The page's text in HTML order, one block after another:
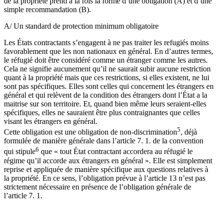
simple recommandation (B).
A/ Un standard de protection minimum obligatoire
Les États contractants s’engagent à ne pas traiter les refugiés moins
favorablement que les non nationaux en général. En d’autres termes,
le réfugié doit être considéré comme un étranger comme les autres.
Cela ne signifie aucunement qu’il ne saurait subir aucune restriction
quant à la propriété mais que ces restrictions, si elles existent, ne lui
sont pas spécifiques. Elles sont celles qui concernent les étrangers en
général et qui relèvent de la condition des étrangers dont l’État a la
maitrise sur son territoire. Et, quand bien même leurs seraient-elles
spécifiques, elles ne sauraient être plus contraignantes que celles
visant les étrangers en général.
Cette obligation est une obligation de non-discrimination5, déjà
formulée de manière générale dans l’article 7. 1. de la convention
qui stipule6 que « tout État contractant accordera au réfugié le
régime qu’il accorde aux étrangers en général ». Elle est simplement
reprise et appliquée de manière spécifique aux questions relatives à
la propriété. En ce sens, l’obligation prévue à l’article 13 n’est pas
strictement nécessaire en présence de l’obligation générale de
l’article 7. 1.